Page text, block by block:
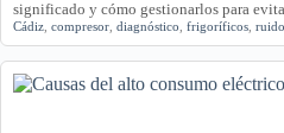
significado y cómo gestionarlos para
Cádiz compresor diagnóstico frigoríficos